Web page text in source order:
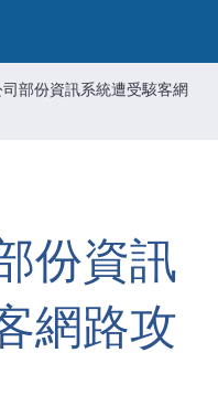
部份資訊系統遭受駭客網
份資訊
網路攻